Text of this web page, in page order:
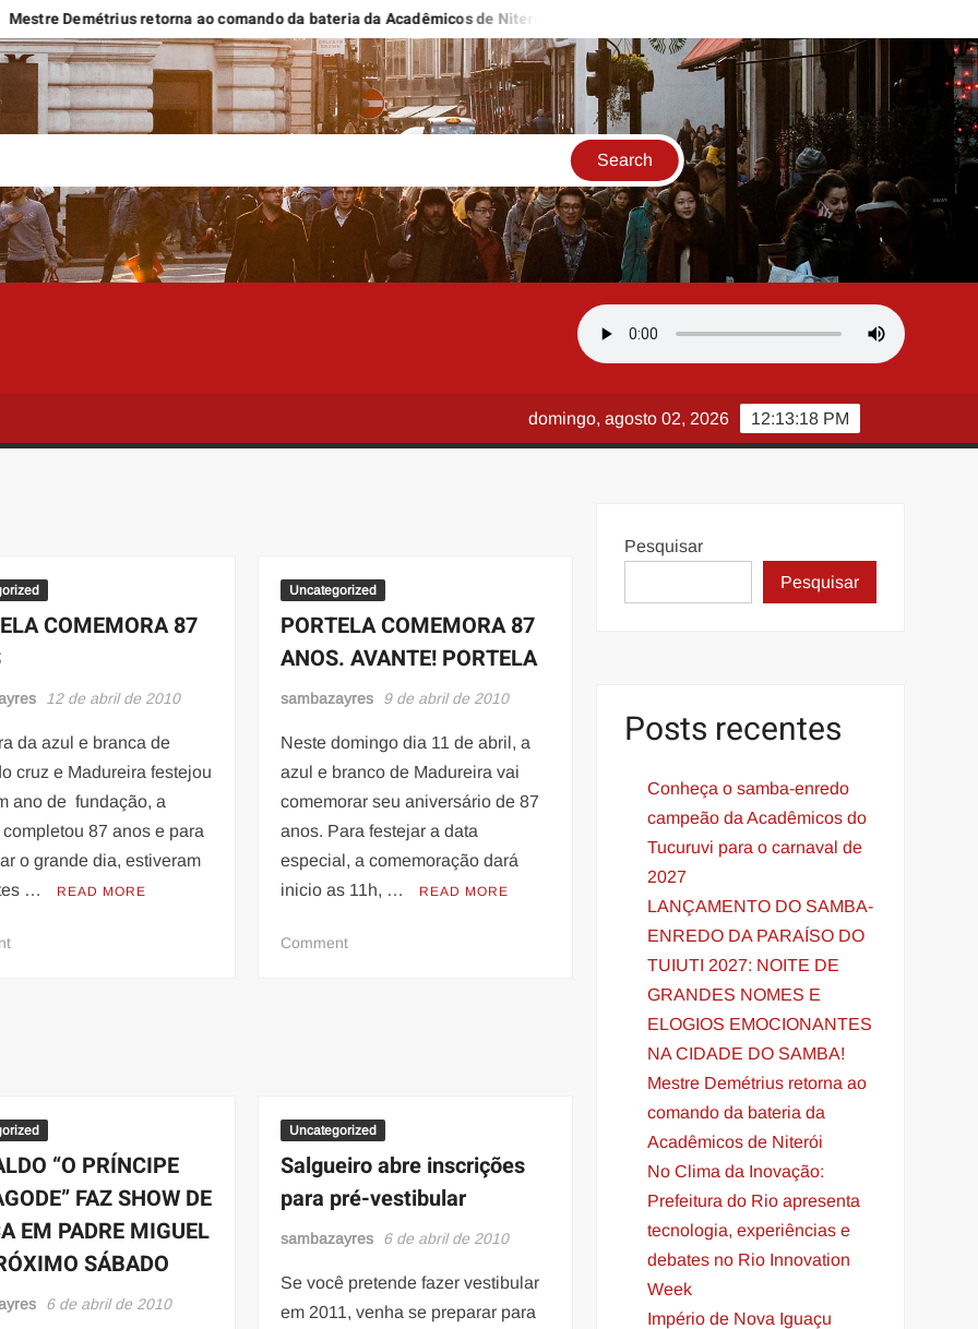
retorna ao comando da bateria da Acadêmicos de Niterói
12:13:19 PM
domingo, agosto 02, 2026
COMEMORA 87
12 de abril de 2010
da azul e branca de
cruz e Madureira festejou
ano de fundação, a
87 anos e para
o grande dia, estiveram
…
READ MORE
on
Uncategorized
PORTELA COMEMORA 87
ANOS. AVANTE! PORTELA
sambazayres 9 de abril de 2010
Neste domingo dia 11 de abril, a
azul e branco de Madureira vai
comemorar seu aniversário de 87
anos. Para festejar a data
especial, a comemoração dará
inicio as 11h, …
READ MORE
Commenton
“O PRÍNCIPE
FAZ SHOW DE
EM PADRE MIGUEL
SÁBADO
6 de abril de 2010
Uncategorized
Salgueiro abre inscrições
para pré-vestibular
sambazayres 6 de abril de 2010
Se você pretende fazer vestibular
em 2011, venha se preparar para
Pesquisar
Pesquisar
Posts recentes
Conheça o samba-enredo
campeão da Acadêmicos do
Tucuruvi para o carnaval de
2027
LANÇAMENTO DO SAMBA-
ENREDO DA PARAÍSO DO
TUIUTI 2027: NOITE DE
GRANDES NOMES E
ELOGIOS EMOCIONANTES
NA CIDADE DO SAMBA!
Mestre Demétrius retorna ao
comando da bateria da
Acadêmicos de Niterói
No Clima da Inovação:
Prefeitura do Rio apresenta
tecnologia, experiências e
debates no Rio Innovation
Week
Império de Nova Iguaçu